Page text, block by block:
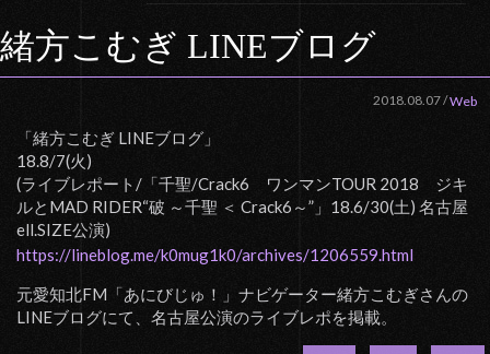
緒方こむぎ LINEブログ
2018.08.07/Web
「緒方こむぎ LINEブログ」
18.8/7(火)
(ライブレポート/「千聖/Crack6 ワンマンTOUR 2018 ジキ
ルとMAD RIDER“破 ～千聖 ＜ Crack6～”」18.6/30(土) 名古屋
ell.SIZE公演)
https://lineblog.me/k0mug1k0/archives/1206559.html
元愛知北FM「あにびじゅ！」ナビゲーター緒方こむぎさんの
LINEブログにて、名古屋公演のライブレポを掲載。